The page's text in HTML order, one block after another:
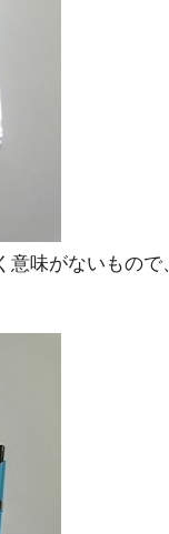
意味がないもの